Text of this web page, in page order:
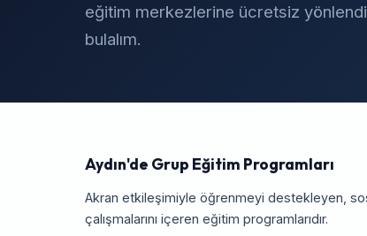
eğitim merkezlerine ücretsiz
bulalım.
Aydın'de Grup Eğitim Programları
Akran etkileşimiyle öğrenmeyi destekleyen,
çalışmalarını içeren eğitim programlarıdır.